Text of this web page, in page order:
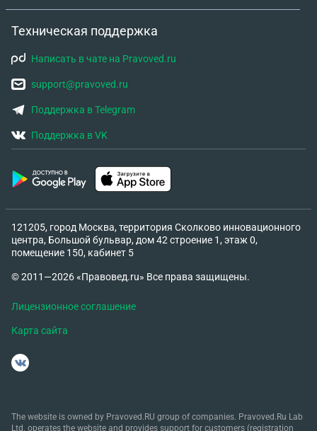
Техническая поддержка
Написать в чате на Pravoved.ru
support@pravoved.ru
Поддержка в Telegram
Поддержка в VK
121205, город Москва, территория Сколково инновационного
центра, Большой бульвар, дом 42 строение 1, этаж 0,
помещение 150, кабинет 5
© 2011—2026 «Правовед.ru» Все права защищены.
Лицензионное соглашение
Карта сайта
The website is owned by Pravoved.RU group of companies. Pravoved.Ru Lab
Ltd. operates the website and provides support for customers (registration